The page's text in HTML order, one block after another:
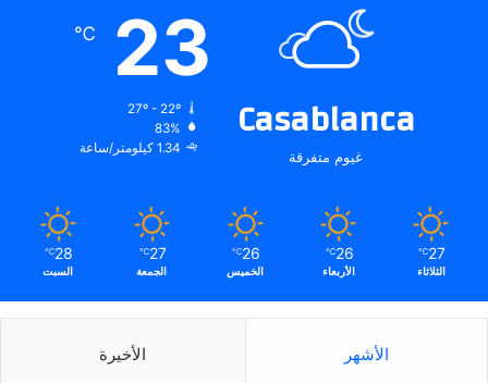
Casablanca
غيوم متفرقة
23
℃
27º - 22º
83%
1.34 كيلومتر/ساعة
27
℃
الثلاثاء
26
℃
الأربعاء
26
℃
الخميس
27
℃
الجمعة
28
℃
السبت
الأشهر الأخيرة